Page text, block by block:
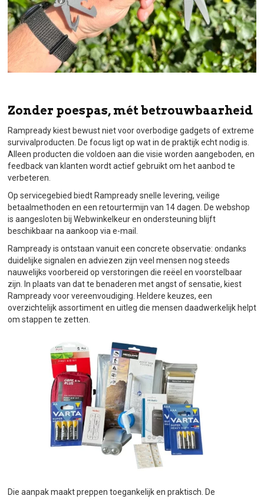
Zonder poespas, mét betrouwbaarheid
Rampready kiest bewust niet voor overbodige gadgets of extreme
survivalproducten. De focus ligt op wat in de praktijk echt nodig is.
Alleen producten die voldoen aan die visie worden aangeboden, en
feedback van klanten wordt actief gebruikt om het aanbod te
verbeteren.
Op servicegebied biedt Rampready snelle levering, veilige
betaalmethoden en een retourtermijn van 14 dagen. De webshop
is aangesloten bij Webwinkelkeur en ondersteuning blijft
beschikbaar na aankoop via e-mail.
Rampready is ontstaan vanuit een concrete observatie: ondanks
duidelijke signalen en adviezen zijn veel mensen nog steeds
nauwelijks voorbereid op verstoringen die reëel en voorstelbaar
zijn. In plaats van dat te benaderen met angst of sensatie, kiest
Rampready voor vereenvoudiging. Heldere keuzes, een
overzichtelijk assortiment en uitleg die mensen daadwerkelijk helpt
om stappen te zetten.
Die aanpak maakt preppen toegankelijk en praktisch. De